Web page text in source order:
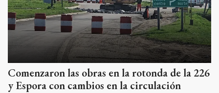
Comenzaron las obras en la rotonda de la 226
y Espora con cambios en la circulación